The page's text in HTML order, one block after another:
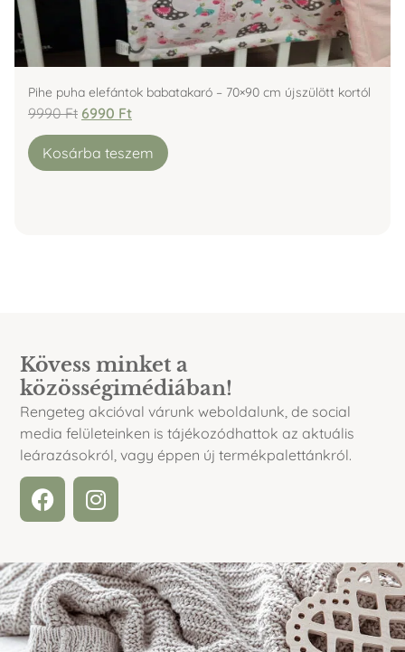
Pihe puha elefántok babatakaró – 70×90 cm újszülött kortól
9990Ft 6990 Ft
Kosárba teszem
Kövess minket a
közösségimédiában!
Rengeteg akcióval várunk weboldalunk, de social
media felületeinken is tájékozódhattok az aktuális
leárazásokról, vagy éppen új termékpalettánkról.